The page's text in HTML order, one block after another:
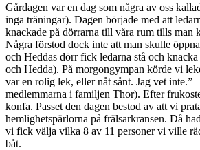
Gårdagen var en dag som några av oss
inga träningar). Dagen började med att
knackade på dörrarna till våra rum tills man
Några förstod dock inte att man skulle
och Heddas dörr fick ledarna stå och
och Hedda). På morgongympan körde vi
var en rolig lek, eller nåt sånt. Jag vet inte.”
medlemmarna i familjen Thor). Efter
konfa. Passet den dagen bestod av att vi
hemlighetspärlorna på frälsarkransen. Då
vi fick välja vilka 8 av 11 personer vi ville
båt.